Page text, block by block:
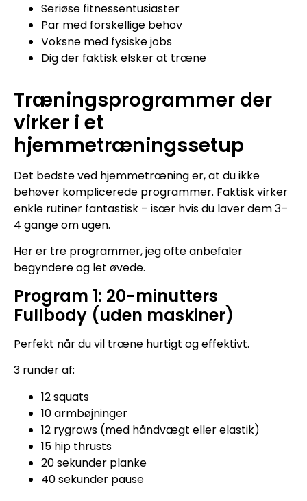
Seriøse fitnessentusiaster
Par med forskellige behov
Voksne med fysiske jobs
Dig der faktisk elsker at træne
Træningsprogrammer der
virker i et
hjemmetræningssetup
Det bedste ved hjemmetræning er, at du ikke
behøver komplicerede programmer. Faktisk virker
enkle rutiner fantastisk – især hvis du laver dem 3–
4 gange om ugen.
Her er tre programmer, jeg ofte anbefaler
begyndere og let øvede.
Program 1: 20-minutters
Fullbody (uden maskiner)
Perfekt når du vil træne hurtigt og effektivt.
3 runder af:
12 squats
10 armbøjninger
12 rygrows (med håndvægt eller elastik)
15 hip thrusts
20 sekunder planke
40 sekunder pause